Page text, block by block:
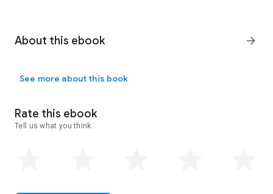
About this ebook arrow_forward
See more about this book
Rate this ebook
Tell us what you think.